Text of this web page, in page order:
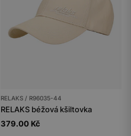
RELAKS / R96035-44
RELAKS béžová kšiltovka
379.00 Kč